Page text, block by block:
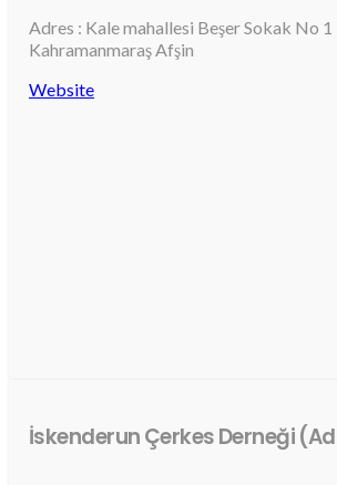
Adres : Kale mahallesi Beşer Sokak No 1
Kahramanmaraş Afşin
Website
İskenderun Çerkes Derneği